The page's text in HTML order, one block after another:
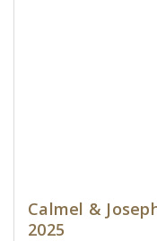
Calmel &
2025